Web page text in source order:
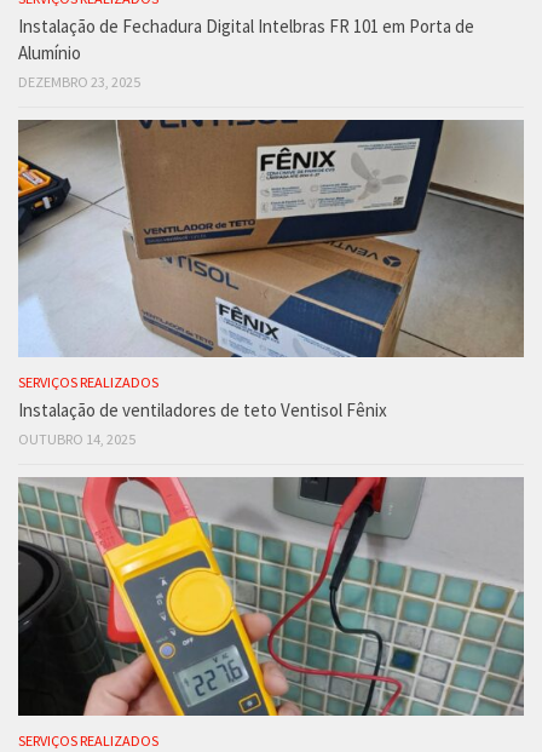
Instalação de Fechadura Digital Intelbras FR 101 em Porta de
Alumínio
DEZEMBRO 23, 2025
SERVIÇOS REALIZADOS
Instalação de ventiladores de teto Ventisol Fênix
OUTUBRO 14, 2025
SERVIÇOS REALIZADOS